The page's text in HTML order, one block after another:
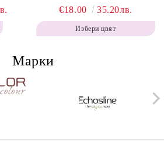
-
H643
корени Кафяво - Labor Pro
Instant Retouch Powder -
Brown H642
€18.00 35.20лв.
Избери цвят
Марки